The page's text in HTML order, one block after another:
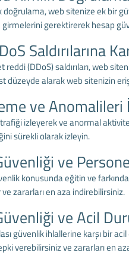
web sitenize ek bir
gerektirerek hesap
Saldırılarına
reddi (DDoS) saldırıları, web
düzeyde alarak web sitenizin
ve
izleyerek ve anormal
sürekli olarak izleyin.
ve
konusunda eğitin ve
zararları en aza indirebilirsiniz.
ve Acil
güvenlik ihlallerine karşı bir
verebilirsiniz ve zararları en